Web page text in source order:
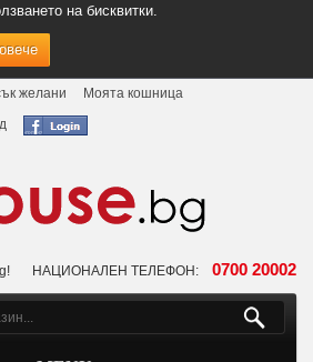
на бисквитки.
желани
Моята кошница
НАЦИОНАЛЕН ТЕЛЕФОН: 0700 20002